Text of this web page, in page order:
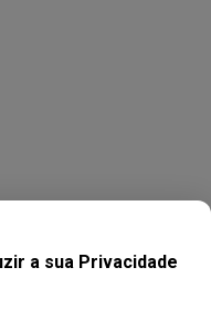
a sua Privacidade